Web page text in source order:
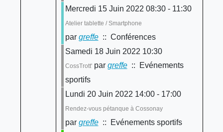
Mercredi 15 Juin 2022 08:30 - 11:30
Atelier tablette / Smartphone
par greffe:: Conférences
Samedi 18 Juin 2022 10:30
CossTrott'par greffe:: Evénements
sportifs
Lundi 20 Juin 2022 14:00 - 17:00
Rendez-vous pétanque à Cossonay
par greffe:: Evénements sportifs